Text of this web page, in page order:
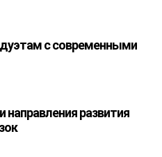
с современными
направления развития